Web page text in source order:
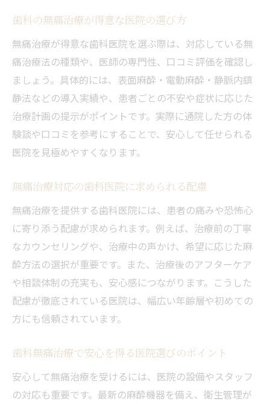
歯科の無痛治療が得意な医院の選び方
無痛治療が得意な歯科医院を選ぶ際は、対応している無
痛治療法の種類や、医師の専門性、口コミ評価を確認し
ましょう。具体的には、表面麻酔・電動麻酔・静脈内鎮
静法などの導入実績や、患者ごとの不安や症状に応じた
治療計画の提示がポイントです。実際に通院した方の体
験談や口コミを参考にすることで、安心して任せられる
医院を見極めやすくなります。
無痛治療対応の歯科医院に求められる配慮
無痛治療を提供する歯科医院には、患者の痛みや恐怖心
に寄り添う配慮が求められます。例えば、治療前の丁寧
なカウンセリングや、治療中の声かけ、希望に応じた麻
酔方法の選択が重要です。また、治療後のアフターケア
や相談体制の充実も、安心感につながります。こうした
配慮が徹底されている医院は、幅広い年齢層や初めての
方にも信頼されています。
歯科無痛治療で安心を得る医院選びのポイント
安心して無痛治療を受けるには、医院の設備やスタッフ
の対応も重要です。最新の麻酔機器を備え、衛生管理が